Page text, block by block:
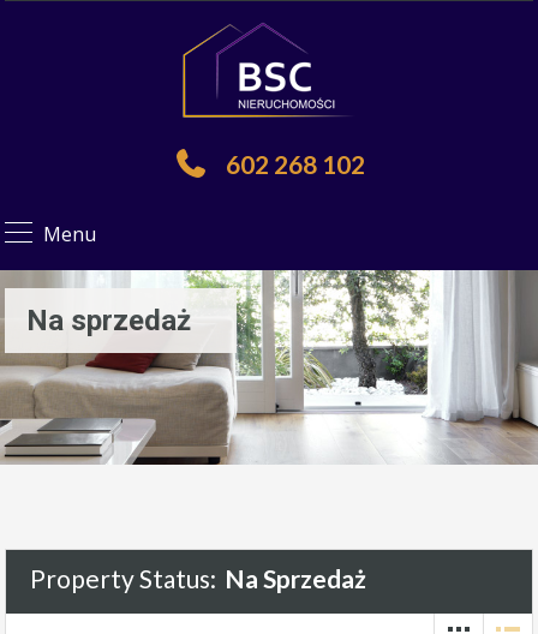
602 268 102
Menu
Na sprzedaż
Property Status: Na Sprzedaż